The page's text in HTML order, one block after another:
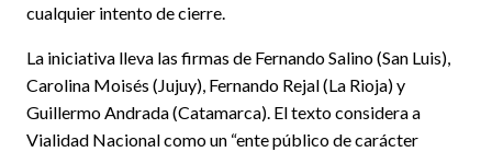
cualquier intento de cierre.
La iniciativa lleva las firmas de Fernando Salino (San Luis),
Carolina Moisés (Jujuy), Fernando Rejal (La Rioja) y
Guillermo Andrada (Catamarca). El texto considera a
Vialidad Nacional como un “ente público de carácter